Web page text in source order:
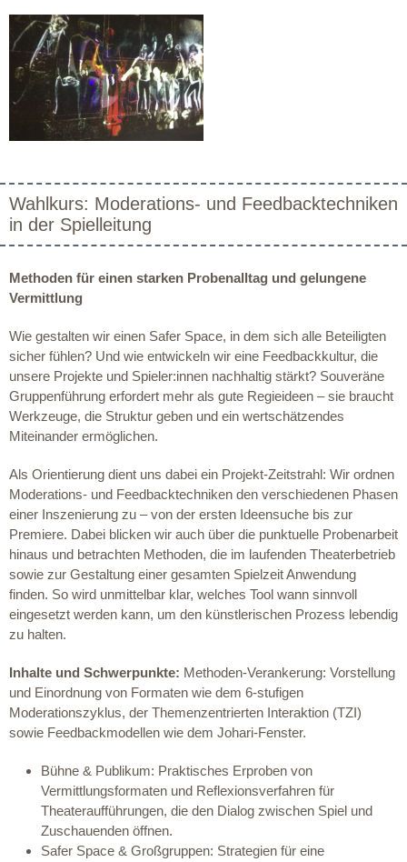
Wahlkurs: Moderations- und Feedbacktechniken
in der Spielleitung
Methoden für einen starken Probenalltag und gelungene
Vermittlung
Wie gestalten wir einen Safer Space, in dem sich alle Beteiligten
sicher fühlen? Und wie entwickeln wir eine Feedbackkultur, die
unsere Projekte und Spieler:innen nachhaltig stärkt? Souveräne
Gruppenführung erfordert mehr als gute Regieideen – sie braucht
Werkzeuge, die Struktur geben und ein wertschätzendes
Miteinander ermöglichen.
Als Orientierung dient uns dabei ein Projekt-Zeitstrahl: Wir ordnen
Moderations- und Feedbacktechniken den verschiedenen Phasen
einer Inszenierung zu – von der ersten Ideensuche bis zur
Premiere. Dabei blicken wir auch über die punktuelle Probenarbeit
hinaus und betrachten Methoden, die im laufenden Theaterbetrieb
sowie zur Gestaltung einer gesamten Spielzeit Anwendung
finden. So wird unmittelbar klar, welches Tool wann sinnvoll
eingesetzt werden kann, um den künstlerischen Prozess lebendig
zu halten.
Inhalte und Schwerpunkte: Methoden-Verankerung: Vorstellung
und Einordnung von Formaten wie dem 6-stufigen
Moderationszyklus, der Themenzentrierten Interaktion (TZI)
sowie Feedbackmodellen wie dem Johari-Fenster.
Bühne & Publikum: Praktisches Erproben von
Vermittlungsformaten und Reflexionsverfahren für
Theateraufführungen, die den Dialog zwischen Spiel und
Zuschauenden öffnen.
Safer Space & Großgruppen: Strategien für eine